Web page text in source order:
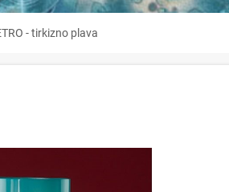
- tirkizno plava